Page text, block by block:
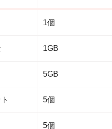
1個
1GB
5GB
5個
5個